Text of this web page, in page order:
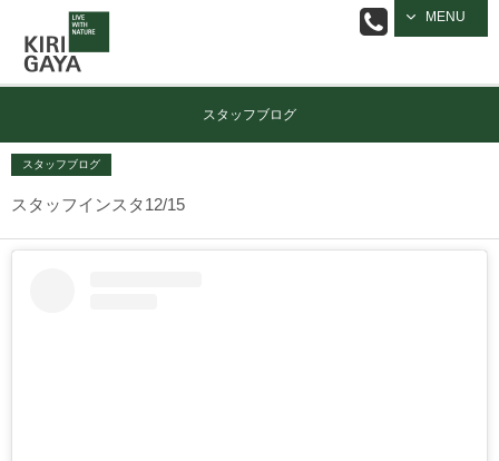
MENU
逗子の工務店
｜キリガヤ
スタッフブログ
スタッフブログ
スタッフインスタ12/15